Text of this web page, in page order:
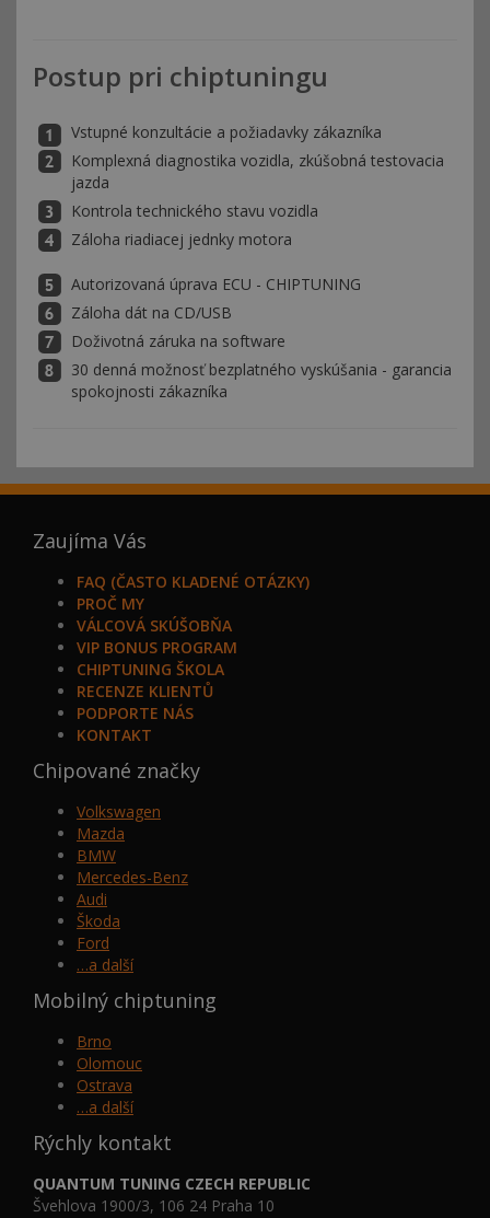
Postup pri chiptuningu
Vstupné konzultácie a požiadavky zákazníka
Komplexná diagnostika vozidla, zkúšobná testovacia
jazda
Kontrola technického stavu vozidla
Záloha riadiacej jednky motora
Autorizovaná úprava ECU - CHIPTUNING
Záloha dát na CD/USB
Doživotná záruka na software
30 denná možnosť bezplatného vyskúšania - garancia
spokojnosti zákazníka
Zaujíma Vás
FAQ (ČASTO KLADENÉ OTÁZKY)
PROČ MY
VÁLCOVÁ SKÚŠOBŇA
VIP BONUS PROGRAM
CHIPTUNING ŠKOLA
RECENZE KLIENTŮ
PODPORTE NÁS
KONTAKT
Chipované značky
Volkswagen
Mazda
BMW
Mercedes-Benz
Audi
Škoda
Ford
…a další
Mobilný chiptuning
Brno
Olomouc
Ostrava
…a další
Rýchly kontakt
QUANTUM TUNING CZECH REPUBLIC
Švehlova 1900/3, 106 24 Praha 10